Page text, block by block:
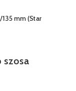
mm (Star
szosa